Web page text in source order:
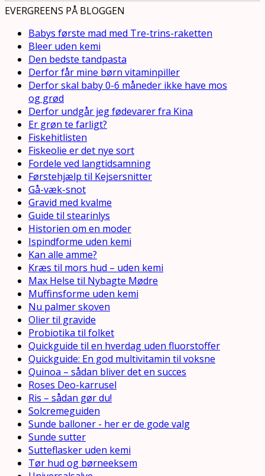
EVERGREENS PÅ BLOGGEN
Babys første mad med Tre-trins-raketten
Bleer uden kemi
Den bedste tandpasta
Derfor får mine børn vitaminpiller
Derfor skal baby 0-6 måneder ikke have mos
og grød
Derfor undgår jeg fødevarer fra Kina
Er grøn te farligt?
Fiskehitlisten
Fiskeolie er det nye sort
Fordele ved langtidsamning
Førstehjælp til Kejsersnitter
Gå-væk-snot
Gravid med kvalme
Guide til stearinlys
Historien om en moder
Ispindforme uden kemi
Kan alle amme?
Kræs til mors hud – uden kemi
Max Helse til Nybagte Mødre
Muffinsforme uden kemi
Nu palmer skoven
Olier til gravide
Probiotika til folket
Quickguide til en hverdag uden fluorstoffer
Quickguide: En god multivitamin til voksne
Quinoa – sådan bliver det en succes
Roses Deo-karrusel
Ris – sådan gør du!
Solcremeguiden
Sunde balloner - her er de gode valg
Sunde sutter
Sutteflasker uden kemi
Tør hud og børneeksem